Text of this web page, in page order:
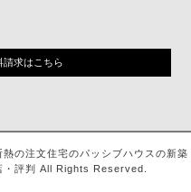
請求はこちら
の注文住宅のパッシブハウスの新築
評判 All Rights Reserved.